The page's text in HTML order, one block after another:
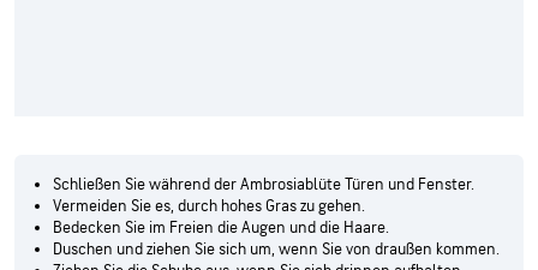
Schließen Sie während der Ambrosiablüte Türen und Fenster.
Vermeiden Sie es, durch hohes Gras zu gehen.
Bedecken Sie im Freien die Augen und die Haare.
Duschen und ziehen Sie sich um, wenn Sie von draußen kommen.